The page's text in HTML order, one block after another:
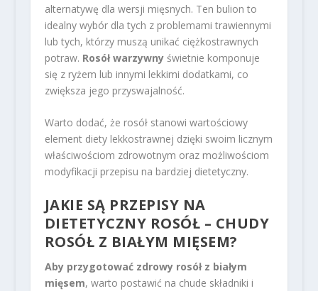
alternatywę dla wersji mięsnych. Ten bulion to
idealny wybór dla tych z problemami trawiennymi
lub tych, którzy muszą unikać ciężkostrawnych
potraw. Rosół warzywnyświetnie komponuje
się z ryżem lub innymi lekkimi dodatkami, co
zwiększa jego przyswajalność.
Warto dodać, że rosół stanowi wartościowy
element diety lekkostrawnej dzięki swoim licznym
właściwościom zdrowotnym oraz możliwościom
modyfikacji przepisu na bardziej dietetyczny.
JAKIE SĄ PRZEPISY NA
DIETETYCZNY ROSÓŁ – CHUDY
ROSÓŁ Z BIAŁYM MIĘSEM?
Aby przygotować zdrowy rosół z białym
mięsem, warto postawić na chude składniki i